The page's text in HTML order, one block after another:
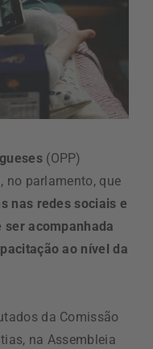
(OPP)
no parlamento, que
nas redes sociais e
acompanhada
ao nível da
da Comissão
na Assembleia